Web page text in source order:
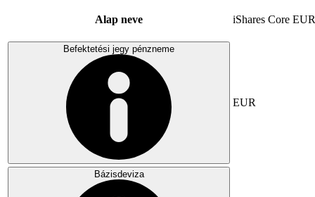
Alap neve iShares Core
Befektetési jegy pénzneme
EUR
Bázisdeviza